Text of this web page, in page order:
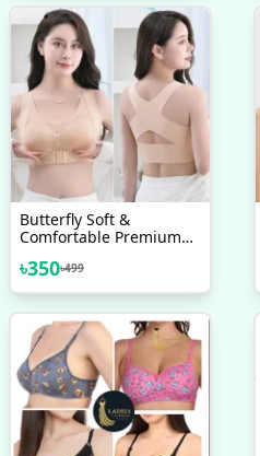
Butterfly Soft &
Comfortable Premium
Up Bra For Women's,
Sexy Bra Lingerie
৳350৳499